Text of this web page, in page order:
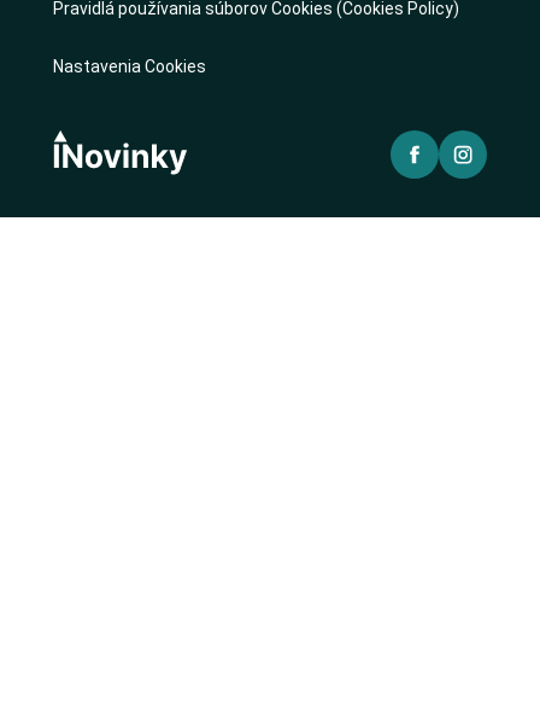
Pravidlá používania súborov Cookies (Cookies Policy)
Nastavenia Cookies